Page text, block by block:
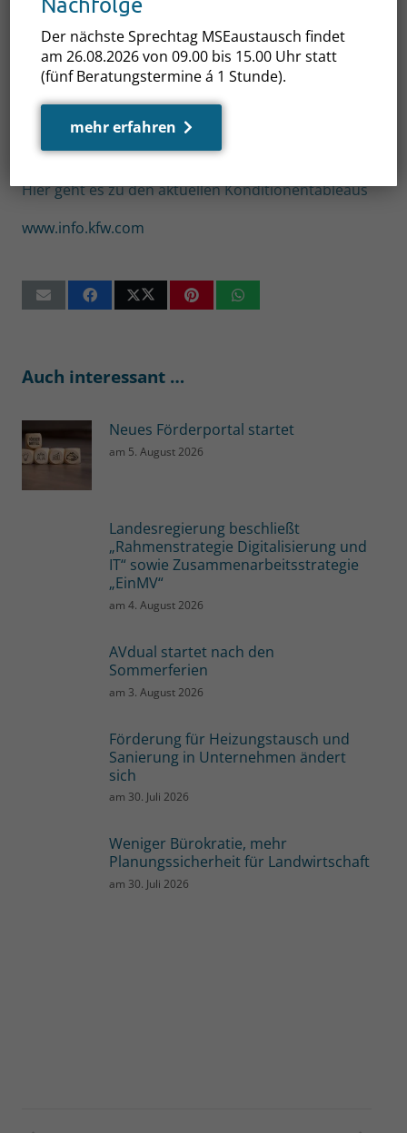
– Nichtwohngebäude (596) – Zinserhöhung
Finanzierung von Innovationsvorhaben
ERP-Mezzanine für Innovation (360, 361, 364) –
Zinserhöhung
ERP-Digitalisierungs- und Innovationskredit (380) –
Zinserhöhung und Zinssenkung
Hier geht es zu den aktuellen Konditionentableaus
www.info.kfw.com
Auch interessant …
Neues Förderportal startet
am 5. August 2026
Landesregierung beschließt
„Rahmenstrategie Digitalisierung und
IT“ sowie Zusammenarbeitsstrategie
„EinMV“
am4. August 2026
AVdual startet nach den
Sommerferien
am 3. August 2026
Förderung für Heizungstausch und
Sanierung in Unternehmen ändert
sich
am 30. Juli 2026
Weniger Bürokratie, mehr
Planungssicherheit für Landwirtschaft
am 30. Juli 2026
Der nächste Sprechtag MSEaustausch findet
am 26.08.2026 von 09.00 bis 15.00 Uhr statt
(fünf Beratungstermine á 1 Stunde).
mehr erfahren